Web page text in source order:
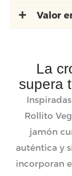
Valor
La
supera
Rollito
jamón
auténtica y
incorporan